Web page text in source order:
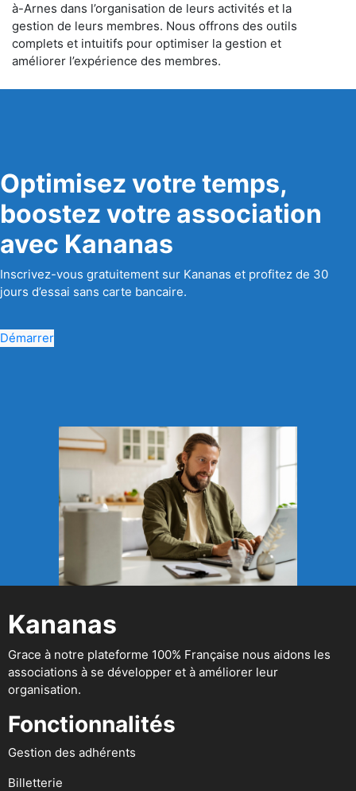
à-Arnes dans l’organisation de leurs activités et la
gestion de leurs membres. Nous offrons des outils
complets et intuitifs pour optimiser la gestion et
améliorer l’expérience des membres.
Optimisez votre temps,
boostez votre association
avec Kananas
Inscrivez-vous gratuitement sur Kananas et profitez de 30
jours d’essai sans carte bancaire.
Démarrer
Kananas
Grace à notre plateforme 100% Française nous aidons les
associations à se développer et à améliorer leur
organisation.
Fonctionnalités
Gestion des adhérents
Billetterie